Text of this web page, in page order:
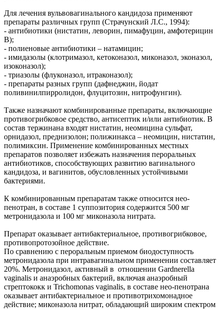
Для лечения вульвовагинального кандидоза применяют
препараты различных групп (Страчунский Л.С., 1994):
- антибиотики (нистатин, леворин, пимафуцин, амфотерицин
В);
- полиеновые антибиотики – натамицин;
- имидазолы (клотримазол, кетоконазол, миконазол, эконазол,
изоконазол);
- триазолы (флуконазол, итраконазол);
- препараты разных групп (дафнеджин, йодат
поливинилпирролидон, флуцитозин, нитрофунгин).
Также назначают комбинированные препараты, включающие
противогрибковое средство, антисептик и/или антибиотик. В
состав тержинана входят нистатин, неомицина сульфат,
орнидазол, преднизолон; полижинакса – неомицин, нистатин,
полимиксин. Применение комбинированных местных
препаратов позволяет избежать назначения пероральных
антибиотиков, способствующих развитию вагинального
кандидоза, и вагинитов, обусловленных устойчивыми
бактериями.
К комбинированным препаратам также относится нео-
пенотран, в составе 1 суппозитория содержится 500 мг
метронидазола и 100 мг миконазола нитрата.
Препарат оказывает антибактериальное, противогрибковое,
противопротозойное действие.
По сравнению с пероральным приемом биодоступность
метронидазола при интравагинальном применении составляет
20%. Метронидазол, активный в отношении Gardnerella
vaginalis и анаэробных бактерий, включая анаэробный
стрептококк и Trichomonas vaginalis, в составе нео-пенотрана
оказывает антибактериальное и противотрихомонадное
действие; миконазола нитрат, обладающий широким спектром